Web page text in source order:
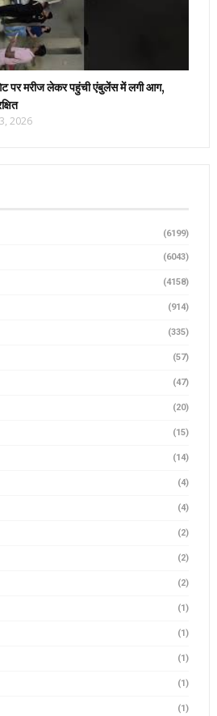
पर मरीज लेकर पहुंची एंबुलेंस में लगी आग,
2026
(6199)
(6043)
(4158)
(914)
(335)
(57)
(47)
(20)
(15)
(14)
(4)
(4)
(2)
(2)
(2)
(1)
(1)
(1)
(1)
(1)